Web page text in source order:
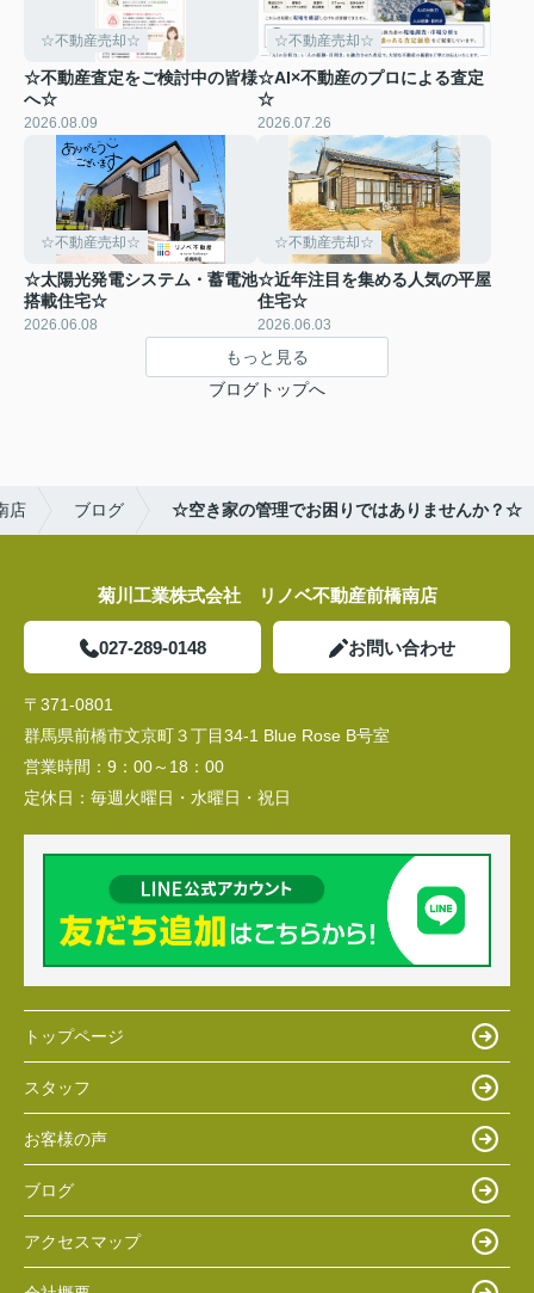
☆不動産売却☆
☆不動産査定をご検討中の皆様
へ☆
2026.08.09
☆不動産売却☆
☆AI×不動産のプロによる査定
☆
2026.07.26
☆不動産売却☆
☆太陽光発電システム・蓄電池
搭載住宅☆
2026.06.08
☆不動産売却☆
☆近年注目を集める人気の平屋
住宅☆
2026.06.03
もっと見る
ブログトップへ
店 ブログ ☆空き家の管理でお困りではありませんか？☆
菊川工業株式会社 リノベ不動産前橋南店
027-289-0148 お問い合わせ
〒371-0801
群馬県前橋市文京町３丁目34‐1 Blue Rose B号室
営業時間： 9：00～18：00
定休日： 毎週火曜日・水曜日・祝日
トップページ
スタッフ
お客様の声
ブログ
アクセスマップ